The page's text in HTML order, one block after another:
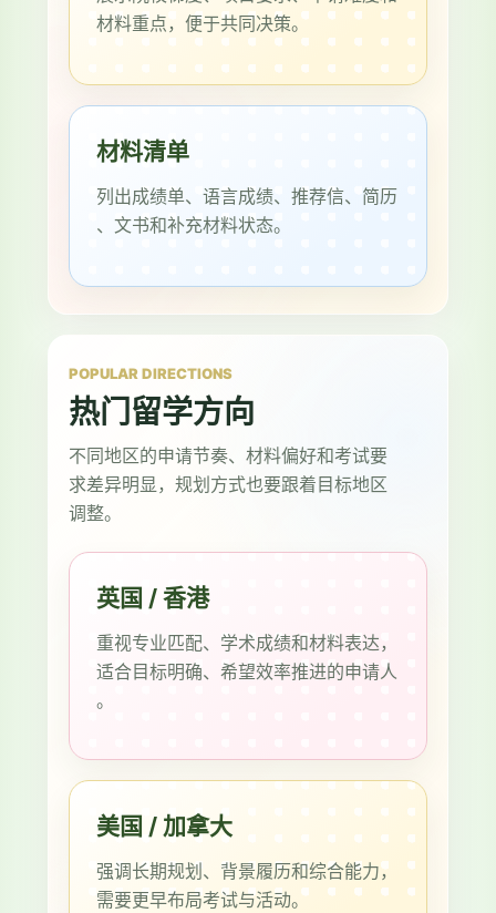
材料重点，便于共同决策。
材料清单
列出成绩单、语言成绩、推荐信、简历
、文书和补充材料状态。
POPULAR DIRECTIONS
热门留学方向
不同地区的申请节奏、材料偏好和考试要
求差异明显，规划方式也要跟着目标地区
调整。
英国 / 香港
重视专业匹配、学术成绩和材料表达，
适合目标明确、希望效率推进的申请人
。
美国 / 加拿大
强调长期规划、背景履历和综合能力，
需要更早布局考试与活动。